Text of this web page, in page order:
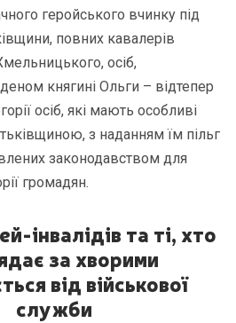
геройського вчинку під
повних кавалерів
осіб,
княгині Ольги – відтепер
осіб, які мають особливі
з наданням їм пільг
законодавством для
громадян.
інвалідів та ті, хто
за хворими
від військової
служби